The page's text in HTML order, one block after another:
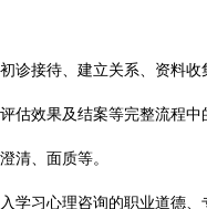
初诊接待、建立关系、资料收
估效果及结案等完整流程
清、面质等。
入学习心理咨询的职业道德